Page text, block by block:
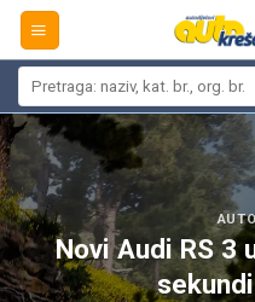
Skip
content
Novi Audi RS 3